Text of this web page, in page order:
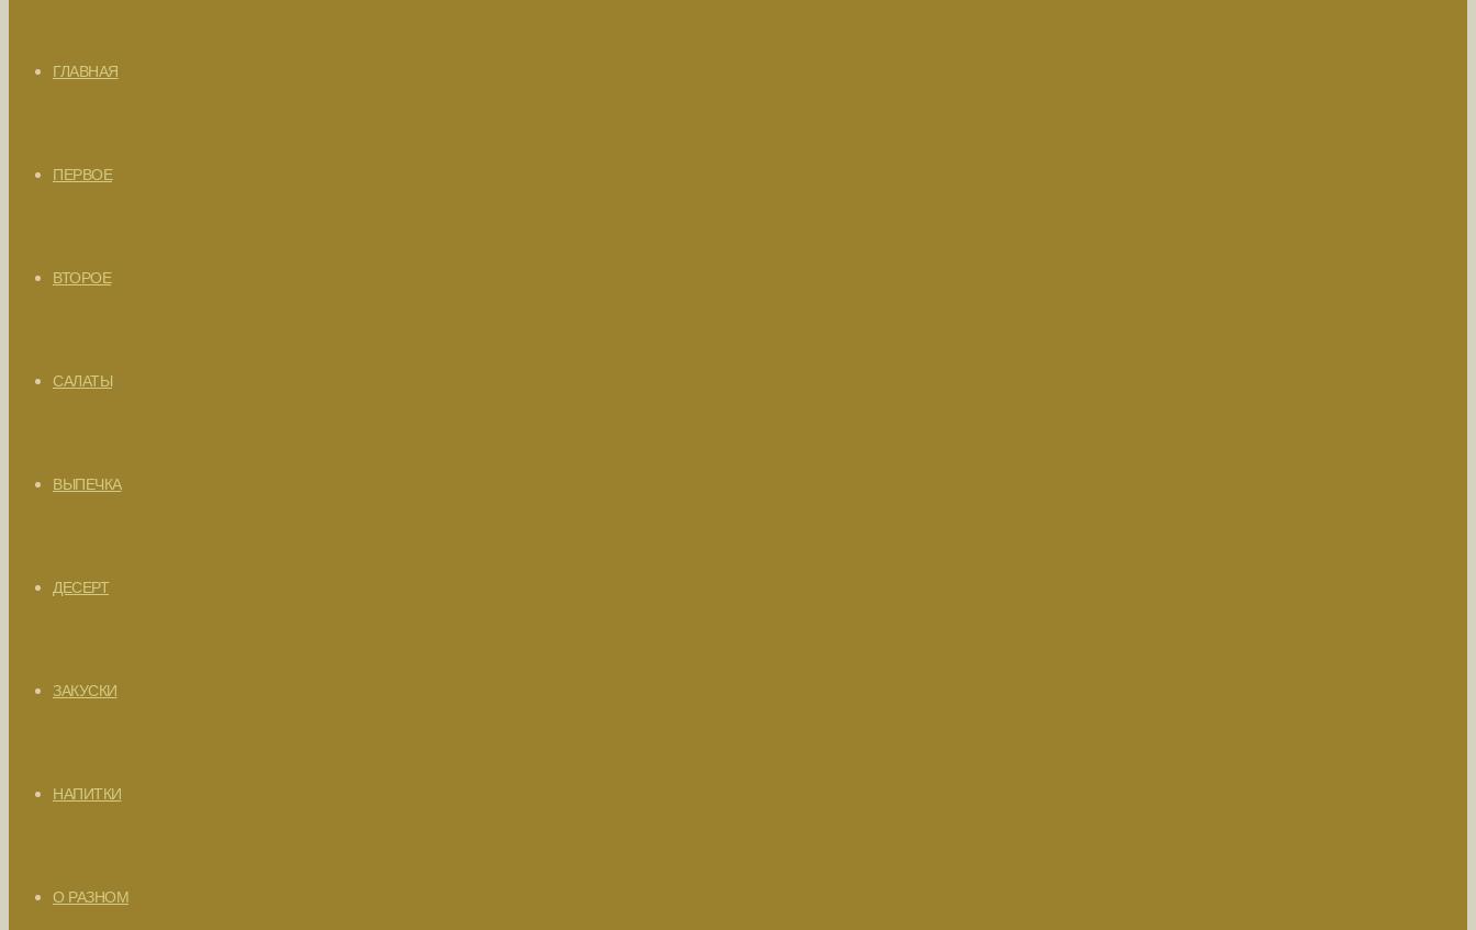
ГЛАВНАЯ
ПЕРВОЕ
ВТОРОЕ
САЛАТЫ
ВЫПЕЧКА
ДЕСЕРТ
ЗАКУСКИ
НАПИТКИ
О РАЗНОМ